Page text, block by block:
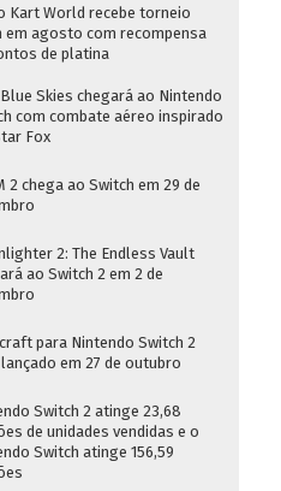
Kart World recebe torneio
em agosto com recompensa
de platina
Skies chegará ao Nintendo
com combate aéreo inspirado
Fox
2 chega ao Switch em 29 de
2: The Endless Vault
ao Switch 2 em 2 de
para Nintendo Switch 2
em 27 de outubro
Switch 2 atinge 23,68
de unidades vendidas e o
Switch atinge 156,59